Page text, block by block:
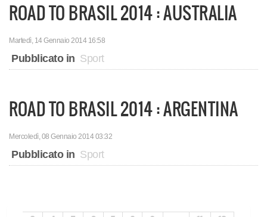
ROAD TO BRASIL 2014 : AUSTRALIA
Martedì, 14 Gennaio 2014 16:58
Pubblicato in Sport
ROAD TO BRASIL 2014 : ARGENTINA
Mercoledì, 08 Gennaio 2014 03:32
Pubblicato in Sport